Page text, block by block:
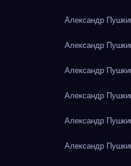
Александр
Александр
Александр
Александр
Александр
Александр